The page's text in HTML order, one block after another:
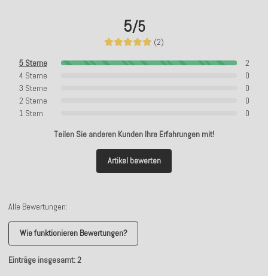
5/5
(2)
5 Sterne
2
4 Sterne
0
3 Sterne
0
2 Sterne
0
1 Stern
0
Teilen Sie anderen Kunden Ihre Erfahrungen mit!
Artikel bewerten
Alle Bewertungen:
Wie funktionieren Bewertungen?
Einträge insgesamt: 2